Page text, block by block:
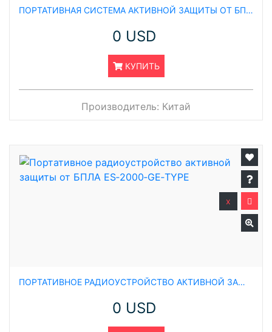
ПОРТАТИВНАЯ СИСТЕМА АКТИВНОЙ ЗАЩИТЫ ОТ БПЛА С ИСПОЛЬЗОВАНИЕМ ЛОЖНЫХ ЦЕЛЕЙ
0 USD
КУПИТЬ
Производитель: Китай
ПОРТАТИВНОЕ РАДИОУСТРОЙСТВО АКТИВНОЙ ЗАЩИТЫ ОТ БПЛА ES‑2000‑GE‑TYPE
0 USD
x